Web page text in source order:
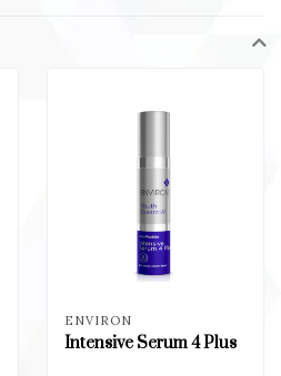
ENVIRON
Intensive Serum 4 Plus